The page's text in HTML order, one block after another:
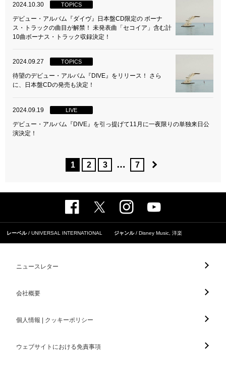
2024.10.30 TOPICS
デビュー・アルバム『ダイヴ』日本盤CD限定の ボーナ
ス・トラックの曲目が解禁！ 未発表曲「セコイア」含む計
10曲ボーナス・トラック収録決定！
2024.09.27 TOPICS
待望のデビュー・アルバム『DIVE』をリリース！ さら
に、日本盤CDの発売も決定！
2024.09.19 LIVE
デビュー・アルバム『DIVE』を引っ提げて11月に一夜限りの単独来日公
演決定！
1 2 3 … 7
レーベル UNIVERSAL INTERNATIONAL ジャンル Disney Music 洋楽
ニュースレター
会社概要
個人情報 | クッキーポリシー
ウェブサイトにおける免責事項